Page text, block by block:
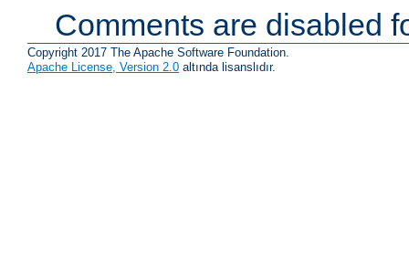
Comments are disabled
Copyright 2017 The Apache Software Foundation.
Apache License, Version 2.0 altında lisanslıdır.